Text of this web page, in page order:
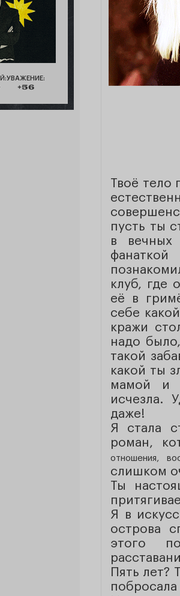
УВАЖЕНИЕ:
+56
Твоё тело
пусть ты
в
клуб, где
её в
себе
кражи
надо
такой
какой ты
мамой и
исчезла.
даже!
Я стала
роман,
отношения,
слишком
Ты
Я в
острова
этого
Пять лет?